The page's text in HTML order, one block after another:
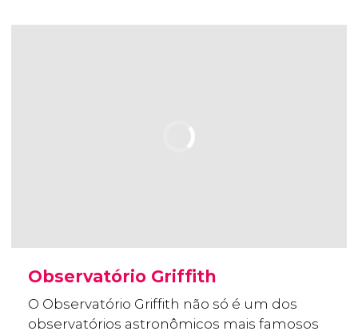
Observatório Griffith
O Observatório Griffith não só é um dos
observatórios astronômicos mais famosos